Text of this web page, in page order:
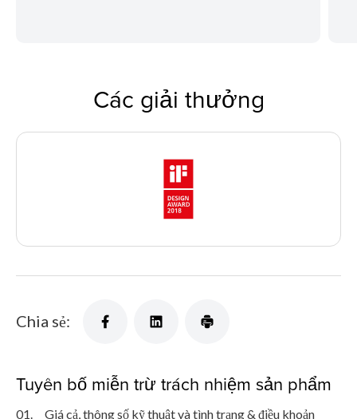
Các giải thưởng
Chia sẻ:
Tuyên bố miễn trừ trách nhiệm sản phẩm
01.
Giá cả, thông số kỹ thuật và tình trạng & điều khoản